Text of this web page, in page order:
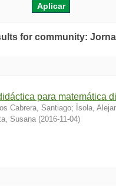
for community:
para matemática
Cabrera, Santiago; Ísola,
Susana (2016-11-04)